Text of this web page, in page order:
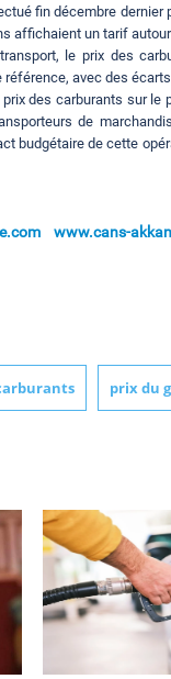
fin décembre
affichaient un tarif
le prix des
avec des
des carburants sur
de
budgétaire de cette
www.cans-
prix du